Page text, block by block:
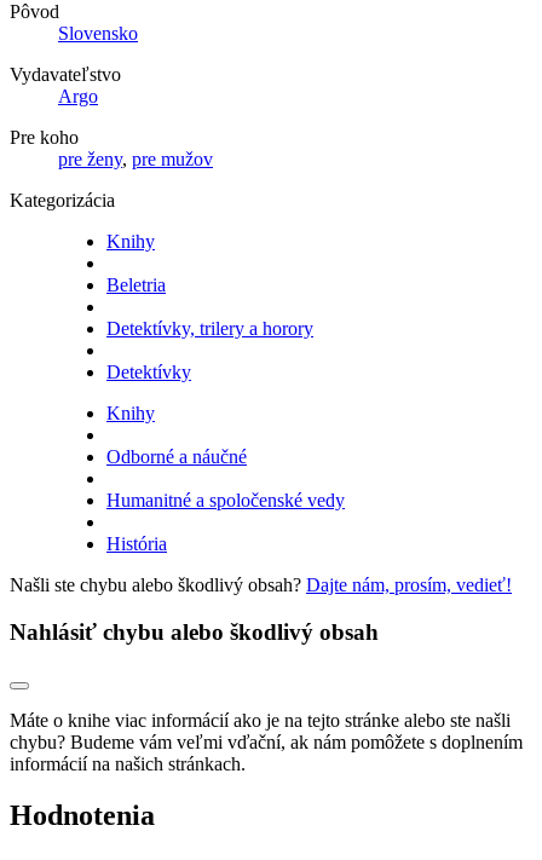
Pôvod
Slovensko
Vydavateľstvo
Argo
Pre koho
pre ženy, pre mužov
Kategorizácia
Knihy
Beletria
Detektívky, trilery a horory
Detektívky
Knihy
Odborné a náučné
Humanitné a spoločenské vedy
História
Našli ste chybu alebo škodlivý obsah? Dajte nám, prosím, vedieť!
Nahlásiť chybu alebo škodlivý obsah
Máte o knihe viac informácií ako je na tejto stránke alebo ste našli
chybu? Budeme vám veľmi vďační, ak nám pomôžete s doplnením
informácií na našich stránkach.
Hodnotenia